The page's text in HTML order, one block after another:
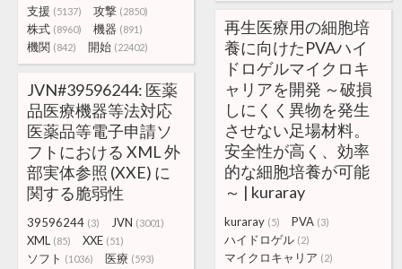
支援 (5137) 攻撃 (2850)
株式 (8960) 機器 (891)
機関 (842) 開始 (22402)
再生医療用の細胞培
養に向けたPVAハイ
ドロゲルマイクロキ
ャリアを開発 ～破損
しにくく異物を発生
させない足場材料。
安全性が高く、効率
的な細胞培養が可能
～ | kuraray
kuraray (5) PVA (3)
ハイドロゲル (2)
マイクロキャリア (2)
JVN#39596244: 医薬
品医療機器等法対応
医薬品等電子申請ソ
フトにおける XML 外
部実体参照 (XXE) に
関する脆弱性
39596244 (3) JVN (3001)
XML (85) XXE (51)
ソフト (1036) 医療 (593)